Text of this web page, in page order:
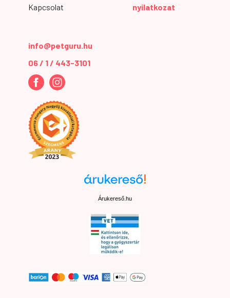
Kapcsolat
nyilatkozat
info@petguru.hu
06 / 1 / 443-3101
Árukereső.hu